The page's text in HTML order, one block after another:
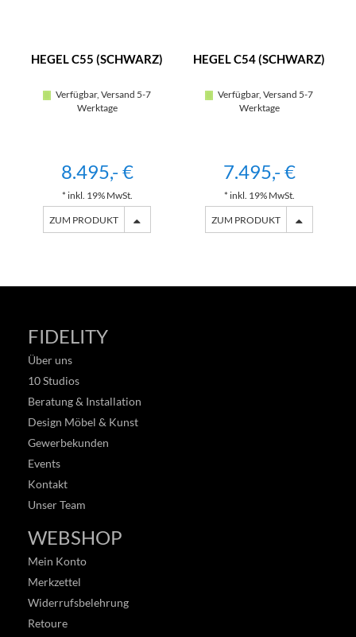
HEGEL C55 (SCHWARZ)
Verfügbar, Versand 5-7
Werktage
8.495,- €
* inkl. 19% MwSt.
ZUM PRODUKT
HEGEL C54 (SCHWARZ)
Verfügbar, Versand 5-7
Werktage
7.495,- €
* inkl. 19% MwSt.
ZUM PRODUKT
FIDELITY
Über uns
10 Studios
Beratung & Installation
Design Möbel & Kunst
Gewerbekunden
Events
Kontakt
Unser Team
WEBSHOP
Mein Konto
Merkzettel
Widerrufsbelehrung
Retoure